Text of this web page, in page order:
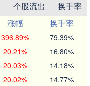
个股流出
换手率
涨幅
换手率
396.89% 79.39%
20.21% 16.80%
20.03% 14.18%
20.02% 14.77%